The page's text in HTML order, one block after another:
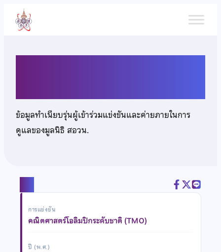
เนื้อหา
ข้อมูลทำเนียบรุ่นผู้เข้าร่วมแข่งขันและค่ายภายในการ
ดูแลของมูลนิธิ สอวน.
การแข่งขัน
คณิตศาสตร์โอลิมปิกระดับชาติ (TMO)
ปี (พ.ศ.)